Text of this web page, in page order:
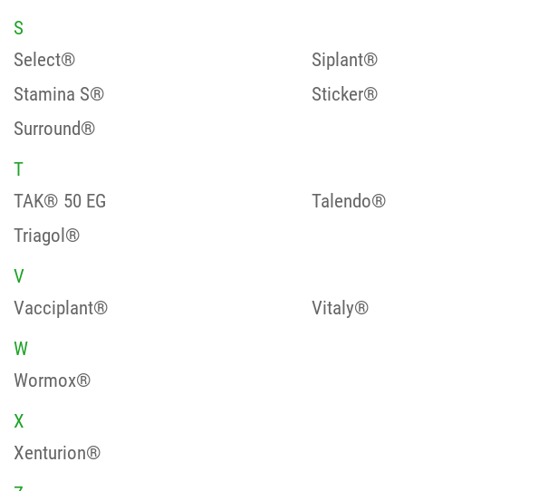
S
Select®
Siplant®
Stamina S®
Sticker®
Surround®
T
TAK® 50 EG
Talendo®
Triagol®
V
Vacciplant®
Vitaly®
W
Wormox®
X
Xenturion®